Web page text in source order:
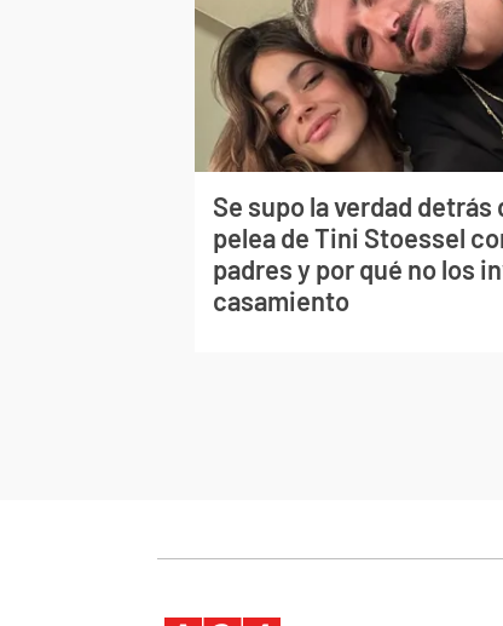
Se supo la verdad detrás
pelea de Tini Stoessel
padres y por qué no los
casamiento